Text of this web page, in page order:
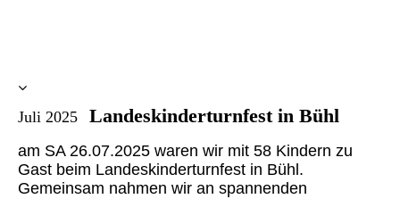
Juli 2025 Landeskinderturnfest in Bühl
am SA 26.07.2025 waren wir mit 58 Kindern zu
Gast beim Landeskinderturnfest in Bühl.
Gemeinsam nahmen wir an spannenden